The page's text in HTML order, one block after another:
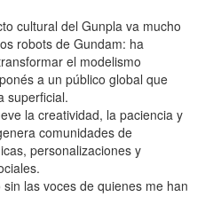
cultural del Gunpla va mucho
robots de Gundam: ha
el modelismo
a un público global que
superficial.
la creatividad, la paciencia y
comunidades de
personalizaciones y
las voces de quienes me han